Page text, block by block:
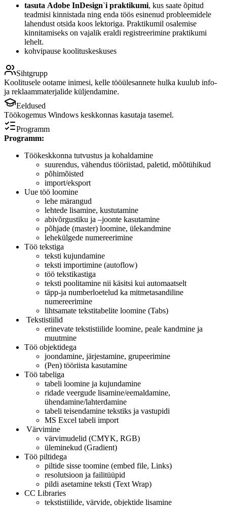
tasuta Adobe InDesign`i praktikumi, kus saate õpitud
teadmisi kinnistada ning enda töös esinenud probleemidele
lahendust otsida koos lektoriga. Praktikumil osalemise
kinnitamiseks on vajalik eraldi registreerimine praktikumi
lehelt.
kohvipause koolituskeskuses
Sihtgrupp
Koolitusele ootame inimesi, kelle tööülesannete hulka kuulub info-
ja reklaammaterjalide küljendamine.
Eeldused
Töökogemus Windows keskkonnas kasutaja tasemel.
Programm
Programm:
Töökeskkonna tutvustus ja kohaldamine
suurendus, vähendus tööriistad, paletid, mõõtühikud
põhimõisted
import/eksport
Uue töö loomine
lehe märangud
lehtede lisamine, kustutamine
abivõrgustiku ja –joonte kasutamine
põhjade (master) loomine, ülekandmine
lehekülgede numereerimine
Töö tekstiga
teksti kujundamine
teksti importimine (autoflow)
töö tekstikastiga
teksti poolitamine nii käsitsi kui automaatselt
täpp-ja numberloetelud ka mitmetasandiline
numereerimine
lihtsamate tekstitabelite loomine (Tabs)
Tekstistiilid
erinevate tekstistiilide loomine, peale kandmine ja
muutmine
Töö objektidega
joondamine, järjestamine, grupeerimine
(Pen) tööriista kasutamine
Töö tabeliga
tabeli loomine ja kujundamine
ridade veergude lisamine/eemaldamine,
ühendamine/lahterdamine
tabeli teisendamine tekstiks ja vastupidi
MS Excel tabeli import
Värvimine
värvimudelid (CMYK, RGB)
üleminekud (Gradient)
Töö piltidega
piltide sisse toomine (embed file, Links)
resolutsioon ja failitüüpid
pildi asetamine teksti (Text Wrap)
CC Libraries
tekstistiilide, värvide, objektide lisamine